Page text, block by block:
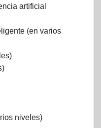
artificial
(en varios
niveles)